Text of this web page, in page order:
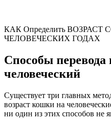
КАК Определить
ЧЕЛОВЕЧЕСКИХ ГОДАХ
Способы перевода
человеческий
Существует три главных
возраст кошки на
ни один из этих способов не